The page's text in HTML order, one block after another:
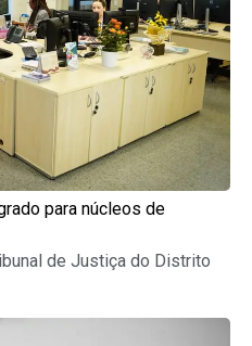
para núcleos de
de Justiça do Distrito